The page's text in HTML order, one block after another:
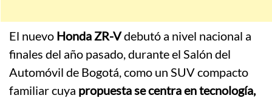
El nuevo Honda ZR-Vdebutó a nivel nacional a
finales del año pasado, durante el Salón del
Automóvil de Bogotá, como un SUV compacto
familiar cuya propuesta se centra en tecnología,